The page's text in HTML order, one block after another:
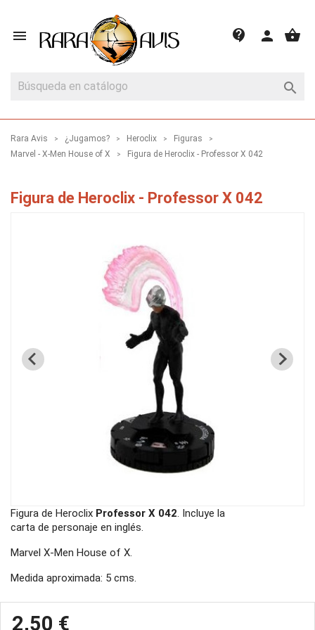
 shopping_basket
person
contact_support

Rara Avis ¿Jugamos? Heroclix
Figuras
Marvel - X-Men House of X
Figura de Heroclix - Professor X 042
Figura de Heroclix - Professor X 042
Figura de Heroclix Professor X 042. Incluye la
carta de personaje en inglés.
Marvel X-Men House of X.
Medida aproximada: 5 cms.
2,50 €